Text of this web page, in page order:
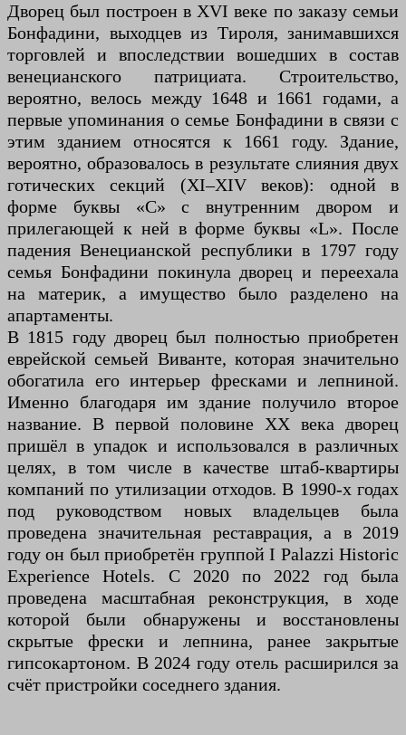
Дворец был построен в XVI веке по заказу семьи
Бонфадини, выходцев из Тироля, занимавшихся
торговлей и впоследствии вошедших в состав
венецианского патрициата. Строительство,
вероятно, велось между 1648 и 1661 годами, а
первые упоминания о семье Бонфадини в связи с
этим зданием относятся к 1661 году. Здание,
вероятно, образовалось в результате слияния двух
готических секций (XI–XIV веков): одной в
форме буквы «С» с внутренним двором и
прилегающей к ней в форме буквы «L». После
падения Венецианской республики в 1797 году
семья Бонфадини покинула дворец и переехала
на материк, а имущество было разделено на
апартаменты.
В 1815 году дворец был полностью приобретен
еврейской семьей Виванте, которая значительно
обогатила его интерьер фресками и лепниной.
Именно благодаря им здание получило второе
название. В первой половине XX века дворец
пришёл в упадок и использовался в различных
целях, в том числе в качестве штаб-квартиры
компаний по утилизации отходов. В 1990-х годах
под руководством новых владельцев была
проведена значительная реставрация, а в 2019
году он был приобретён группой I Palazzi Historic
Experience Hotels. С 2020 по 2022 год была
проведена масштабная реконструкция, в ходе
которой были обнаружены и восстановлены
скрытые фрески и лепнина, ранее закрытые
гипсокартоном. В 2024 году отель расширился за
счёт пристройки соседнего здания.